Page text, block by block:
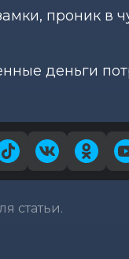
проник в
деньги
статьи.